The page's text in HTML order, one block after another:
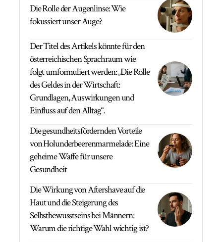
Die Rolle der Augenlinse: Wie
fokussiert unser Auge?
Der Titel des Artikels könnte für den
österreichischen Sprachraum wie
folgt umformuliert werden: „Die Rolle
des Geldes in der Wirtschaft:
Grundlagen, Auswirkungen und
Einfluss auf den Alltag“.
Die gesundheitsfördernden Vorteile
von Holunderbeerenmarmelade: Eine
geheime Waffe für unsere
Gesundheit
Die Wirkung von Aftershave auf die
Haut und die Steigerung des
Selbstbewusstseins bei Männern:
Warum die richtige Wahl wichtig ist?